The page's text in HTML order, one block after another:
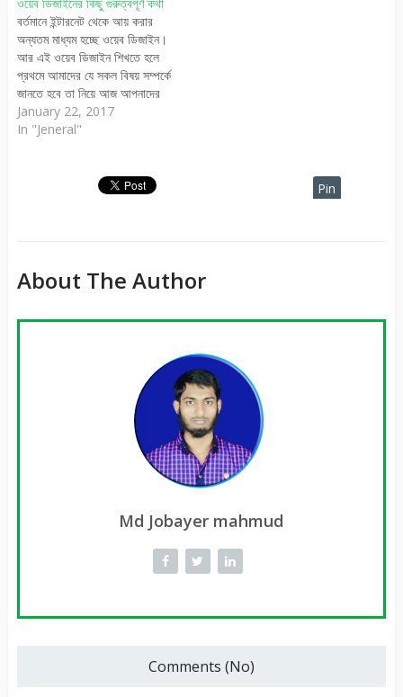
বর্তমানে ইন্টারনেট থেকে আয় করার
অন্যতম মাধ্যম হচ্ছে ওয়েব ডিজাইন।
আর এই ওয়েব ডিজাইন শিখতে হলে
প্রথমে আমাদের যে সকল বিষয় সম্পর্কে
জানতে হবে তা নিয়ে আজ আপনাদের
কিছু আইডিয়া শেয়ার করবো। আমদের
প্রথম কাজ হবে এইচটিএমএল কি সেটা
সিএসএস। এরপর…
January 22, 2017
In "Jeneral"
Pin
About The Author
Md Jobayer mahmud
Comments (No)